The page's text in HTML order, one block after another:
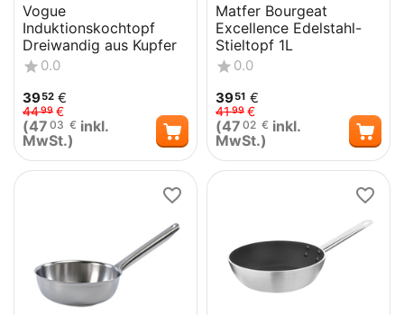
Vogue
Induktionskochtopf
Dreiwandig aus Kupfer
0.0
3952 €
4499 €
(47 03 € inkl.
MwSt.)
Matfer Bourgeat
Excellence Edelstahl-
Stieltopf 1L
0.0
3951 €
4199 €
(47 02 € inkl.
MwSt.)